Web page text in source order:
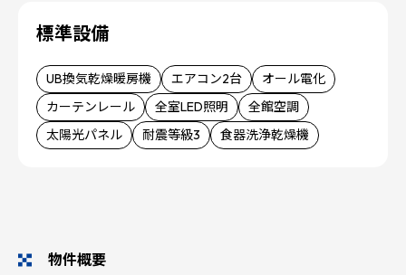
標準設備
UB換気乾燥暖房機 エアコン2台
オール電化
カーテンレール
全室LED照明
全館空調
太陽光パネル
耐震等級3 食器洗浄乾燥機
物件概要